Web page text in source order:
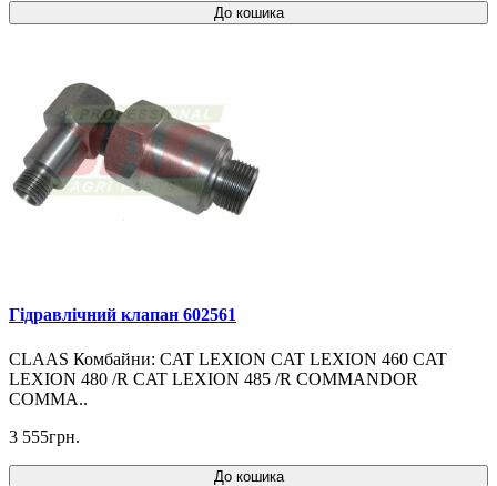
До кошика
Гідравлічний клапан 602561
CLAAS Комбайни: CAT LEXION CAT LEXION 460 CAT
LEXION 480 /R CAT LEXION 485 /R COMMANDOR
COMMA..
3 555грн.
До кошика